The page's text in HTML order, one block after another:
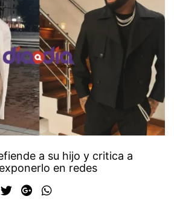
a su hijo y critica a
en redes